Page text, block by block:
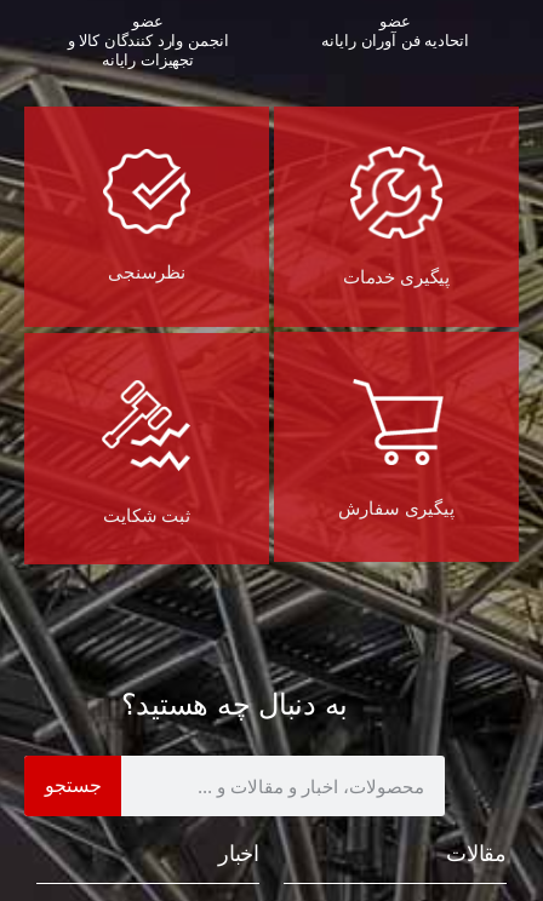
عضو
اتحادیه فن آوران رایانه
عضو
انجمن وارد کنندگان کالا و
تجهیزات رایانه‌
پیگیری خدمات نظرسنجی
پیگیری سفارش ثبت شکایت
به دنبال چه هستید؟
جستجو
مقالات اخبار